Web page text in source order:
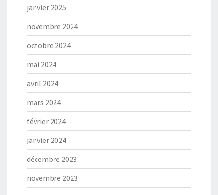
janvier 2025
novembre 2024
octobre 2024
mai 2024
avril 2024
mars 2024
février 2024
janvier 2024
décembre 2023
novembre 2023